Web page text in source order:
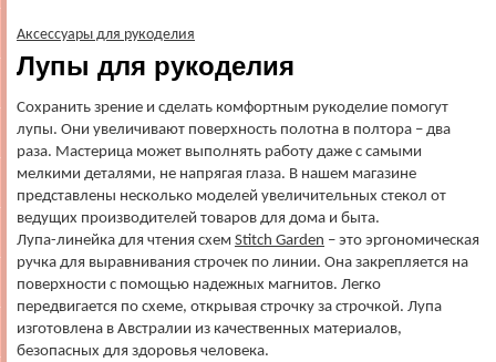
Аксессуары для рукоделия
Лупы для рукоделия
Сохранить зрение и сделать комфортным рукоделие помогут
лупы. Они увеличивают поверхность полотна в полтора – два
раза. Мастерица может выполнять работу даже с самыми
мелкими деталями, не напрягая глаза. В нашем магазине
представлены несколько моделей увеличительных стекол от
ведущих производителей товаров для дома и быта.
Лупа-линейка для чтения схем Stitch Garden – это эргономическая
ручка для выравнивания строчек по линии. Она закрепляется на
поверхности с помощью надежных магнитов. Легко
передвигается по схеме, открывая строчку за строчкой. Лупа
изготовлена в Австралии из качественных материалов,
безопасных для здоровья человека.